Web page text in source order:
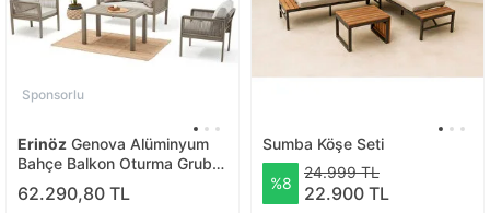
Sponsorlu
Erinöz Genova Alüminyum
Bahçe Balkon Oturma Grubu
2 1 1 Sehpalı
62.290,80 TL
Sumba Köşe Seti
%8
24.999 TL
22.900 TL